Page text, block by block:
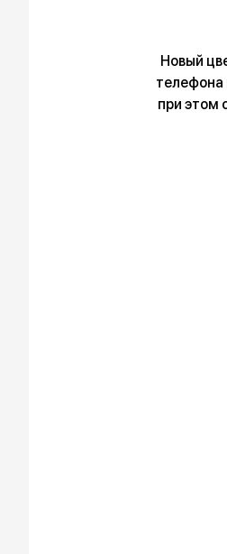
Новый
телефона
при этом